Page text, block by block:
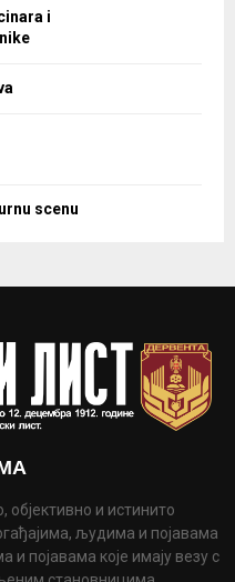
i
scenu
и истинито
људима и појавама
појавама које имају везу с